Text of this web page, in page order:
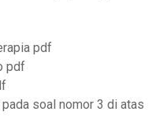
pdf
pdf
soal nomor 3 di atas